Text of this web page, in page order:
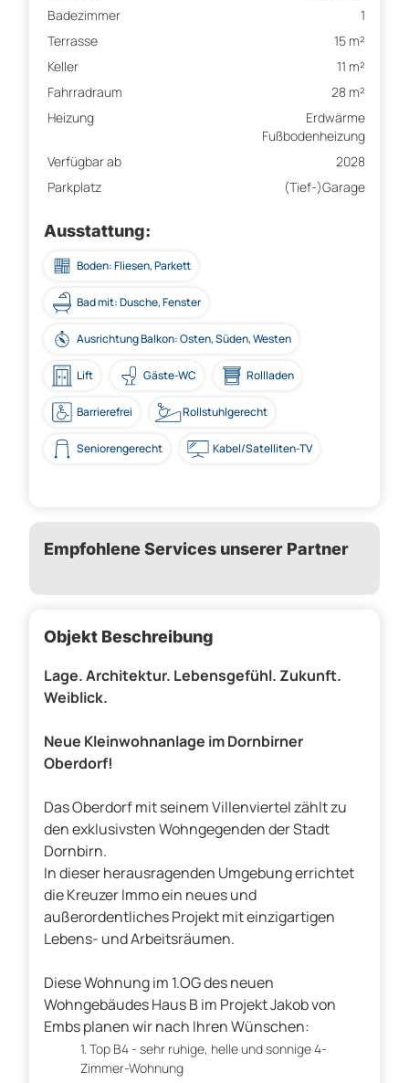
Badezimmer
1
Terrasse
15 m²
Keller
11 m²
Fahrradraum
28 m²
Heizung
Erdwärme
Fußbodenheizung
Verfügbar ab
2028
Parkplatz
(Tief-)Garage
Ausstattung:
Boden: Fliesen, Parkett
Bad mit: Dusche, Fenster
Ausrichtung Balkon: Osten, Süden, Westen
Lift Gäste-WC Rollladen
Barrierefrei Rollstuhlgerecht
Seniorengerecht Kabel/Satelliten-TV
Empfohlene Services unserer Partner
Objekt Beschreibung
Lage. Architektur. Lebensgefühl. Zukunft.
Weiblick.
Neue Kleinwohnanlage im Dornbirner
Oberdorf!
Das Oberdorf mit seinem Villenviertel zählt zu
den exklusivsten Wohngegenden der Stadt
Dornbirn.
In dieser herausragenden Umgebung errichtet
die Kreuzer Immo ein neues und
außerordentliches Projekt mit einzigartigen
Lebens- und Arbeitsräumen.
Diese Wohnung im 1.OG des neuen
Wohngebäudes Haus B im Projekt Jakob von
Embs planen wir nach Ihren Wünschen:
Top B4 - sehr ruhige, helle und sonnige 4-
Zimmer-Wohnung